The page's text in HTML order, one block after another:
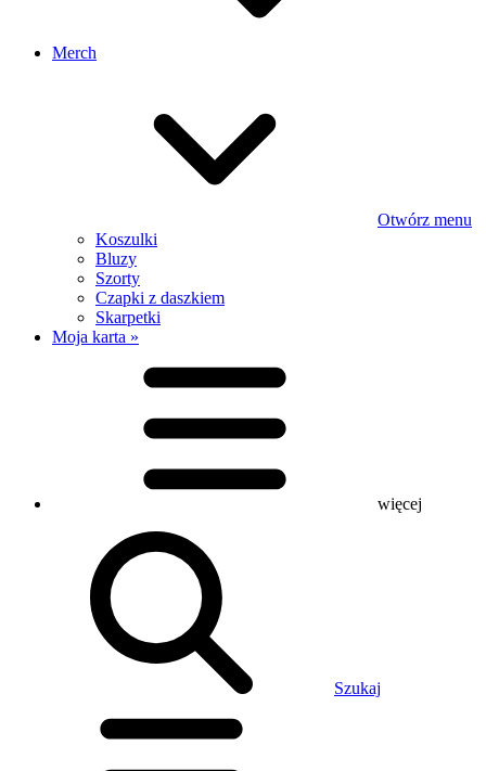
Merch
Otwórz menu
Koszulki
Bluzy
Szorty
Czapki z daszkiem
Skarpetki
Moja karta »
więcej
Szukaj